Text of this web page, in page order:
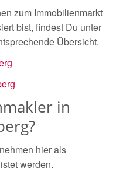
zum Immobilienmarkt
bist, findest Du unter
Übersicht.
in
hier als
werden.